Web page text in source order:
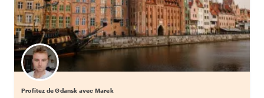
Profitez de Gdansk avec Marek